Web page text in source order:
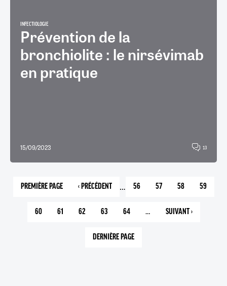
INFECTIOLOGIE
Prévention de la
bronchiolite : le nirsévimab
en pratique
15/09/2023 13
PREMIÈRE PAGE
1
PAGE
‹ PRÉCÉDENT … PAGE
56 PAGE
57 PAGE
58 PAGE
59
PAGE
60 PAGE
61 PAGE
62 PAGE
63 PAGE
64 …
PAGE
SUIVANT ›
DERNIÈRE PAGE
303